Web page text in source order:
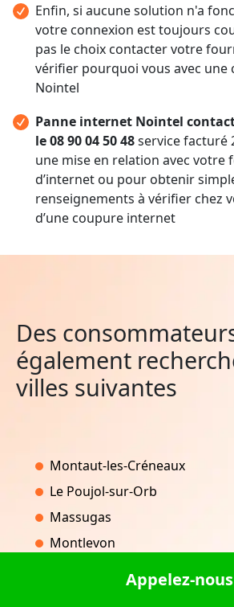
Enfin, si aucune solution n'a
votre connexion est toujours
pas le choix contacter votre
vérifier pourquoi vous avec
Nointel
Panne internet Nointel
le 08 90 04 50 48service facturé
une mise en relation avec votre
d’internet ou pour obtenir
renseignements à vérifier chez
d’une coupure internet
Des
également
villes suivantes
Montaut-les-Créneaux
Le Poujol-sur-Orb
Massugas
Montlevon
Appelez-nous